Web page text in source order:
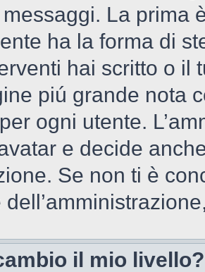
La prima
ha la forma di
hai scritto o il
piú grande nota
ogni utente.
e decide
Se non ti è
il mio livello?